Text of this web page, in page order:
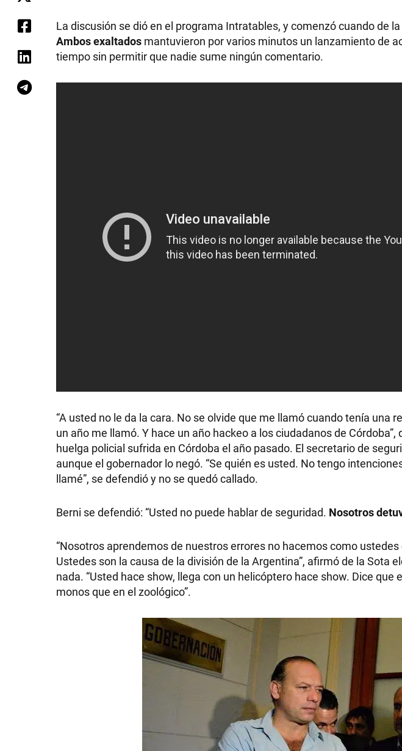
La discusión se dió en el programa Intratables, y comenzó cuando de
Ambos exaltados mantuvieron por varios minutos un lanzamiento de
tiempo sin permitir que nadie sume ningún comentario.
“A usted no le da la cara. No se olvide que me llamó cuando tenía una
un año me llamó. Y hace un año hackeo a los ciudadanos de
huelga policial sufrida en Córdoba el año pasado. El secretario de
aunque el gobernador lo negó. “Se quién es usted. No tengo
llamé”, se defendió y no se quedó callado.
Berni se defendió: “Usted no puede hablar de seguridad. Nosotros
“Nosotros aprendemos de nuestros errores no hacemos como
Ustedes son la causa de la división de la Argentina”, afirmó de la Sota
nada. “Usted hace show, llega con un helicóptero hace show. Dice
monos que en el zoológico”.
SHOW
POLÍTICA
ACTUALIDAD
POLICIALES
ECONOMÍA